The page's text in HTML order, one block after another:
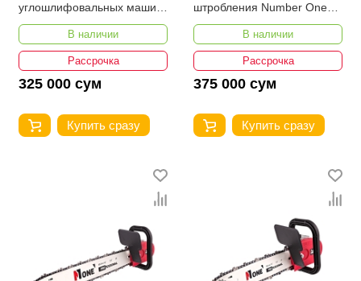
углошлифовальных машин
Number One NAGS 150
В наличии
Рассрочка
325 000 сум
Купить сразу
штробления Number One
NCDS 150PRO
В наличии
Рассрочка
375 000 сум
Купить сразу